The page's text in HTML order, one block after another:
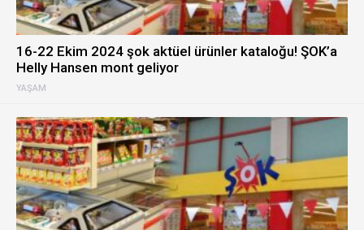
YAŞAM
16-22 Ekim 2024 şok aktüel ürünler kataloğu! ŞOK’a
Helly Hansen mont geliyor